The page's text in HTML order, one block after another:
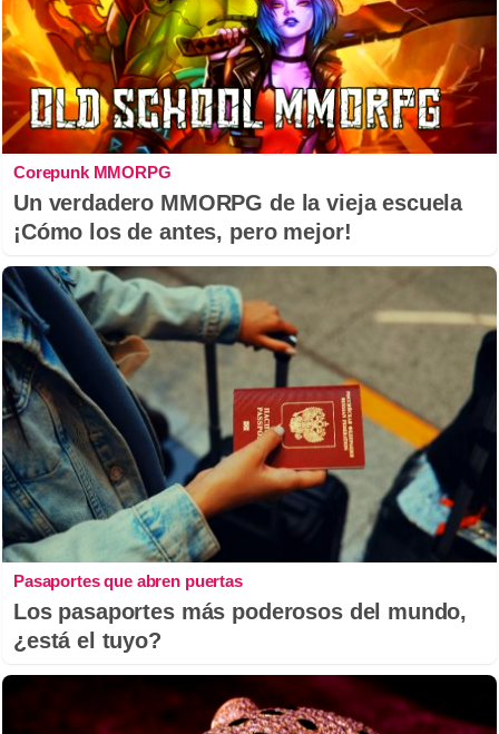
Corepunk MMORPG
Un verdadero MMORPG de la vieja escuela
¡Cómo los de antes, pero mejor!
Pasaportes que abren puertas
Los pasaportes más poderosos del mundo,
¿está el tuyo?